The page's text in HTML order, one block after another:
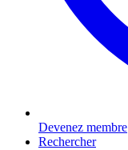
Devenez membre
Rechercher